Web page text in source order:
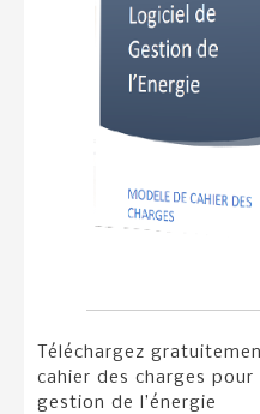
Téléchargez
cahier des charges pour
gestion de l’énergie